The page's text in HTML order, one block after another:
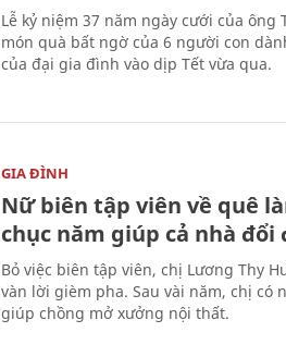
Lễ kỷ niệm 37 năm ngày cưới của
món quà bất ngờ của 6 người con
của đại gia đình vào dịp Tết vừa qua.
GIA ĐÌNH
Nữ biên tập viên về quê
chục năm giúp cả nhà đổi
Bỏ việc biên tập viên, chị Lương Thy
vàn lời gièm pha. Sau vài năm, chị có
giúp chồng mở xưởng nội thất.